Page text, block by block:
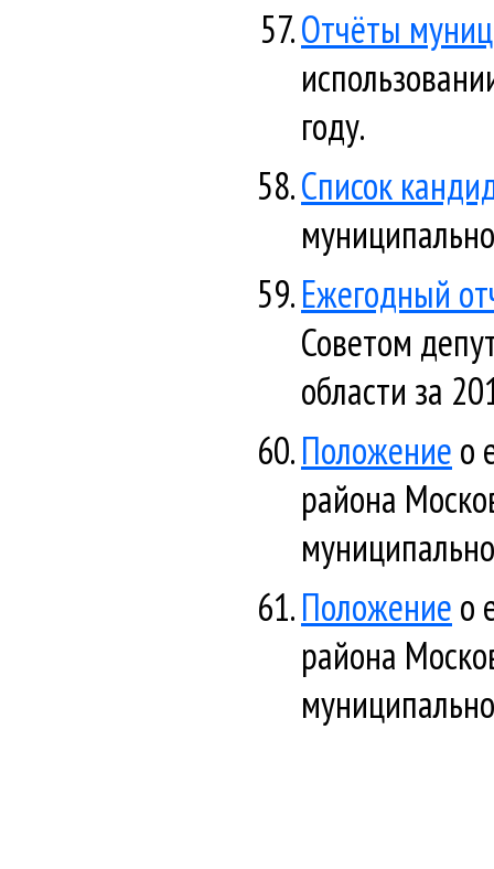
Отчёты
году.
Список
Ежегодный
Советом
области за
Положение о
района
Положение о
района